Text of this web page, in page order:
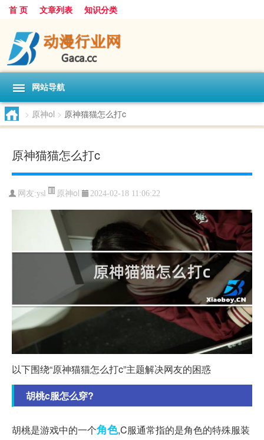
首 页 文章列表 知识分类
网站导航
> 原神ol > 原神猫猫怎么打c
原神猫猫怎么打c
网友:ysl 原神ol 2024-02-18 11:06:22
以下围绕“原神猫猫怎么打c”主题解决网友的困惑
胡桃c服怎么穿?
胡桃是游戏中的一个角色,C服通常指的是角色的特殊服装